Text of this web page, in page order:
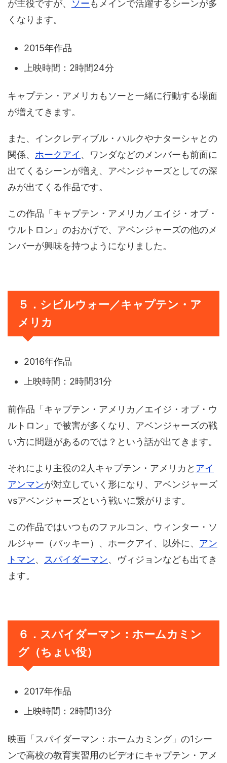
が主役ですが、 ソーもメインで活躍するシーンが多
くなります。
2015年作品
上映時間：2時間24分
キャプテン・アメリカもソーと一緒に行動する場面
が増えてきます。
また、インクレディブル・ハルクやナターシャとの
関係、 ホークアイ 、ワンダなどのメンバーも前面に
出てくるシーンが増え、アベンジャーズとしての深
みが出てくる作品です。
この作品「キャプテン・アメリカ／エイジ・オブ・
ウルトロン」のおかげで、アベンジャーズの他のメ
ンバーが興味を持つようになりました。
５．シビルウォー／キャプテン・ア
メリカ
2016年作品
上映時間：2時間31分
前作品「キャプテン・アメリカ／エイジ・オブ・ウ
ルトロン」で被害が多くなり、アベンジャーズの戦
い方に問題があるのでは？という話が出てきます。
それにより主役の2人キャプテン・アメリカと アイ
アンマンが対立していく形になり、アベンジャーズ
vsアベンジャーズという戦いに繋がります。
この作品ではいつものファルコン、ウィンター・ソ
ルジャー（バッキー）、ホークアイ、以外に、 アン
トマン、 スパイダーマン、ヴィジョンなども出てき
ます。
６．スパイダーマン：ホームカミン
グ（ちょい役）
2017年作品
上映時間：2時間13分
映画「スパイダーマン：ホームカミング」の1シー
ンで高校の教育実習用のビデオにキャプテン・アメ